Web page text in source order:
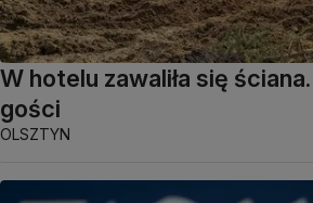
W hotelu zawaliła się
gości
OLSZTYN